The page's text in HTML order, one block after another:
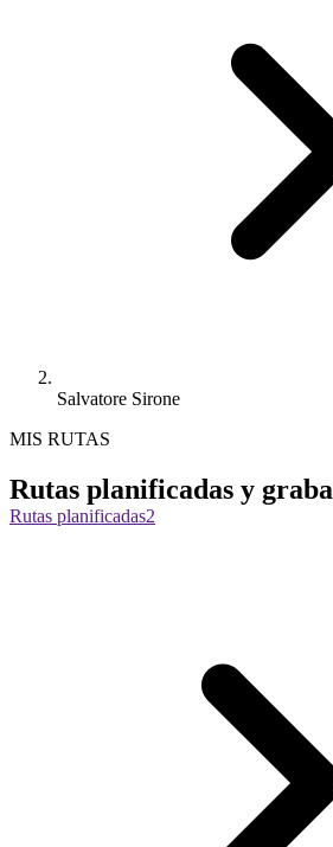
Salvatore Sirone
MIS RUTAS
Rutas planificadas y
Rutas planificadas2